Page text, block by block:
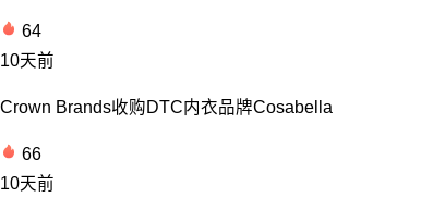
64
10天前
Crown Brands收购DTC内衣品牌Cosabella
66
10天前